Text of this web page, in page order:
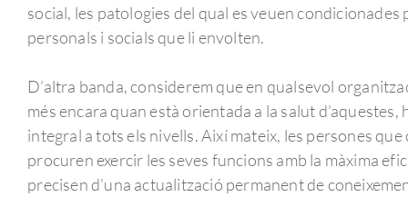
social, les patologies del qual es veuen
personals i socials que li envolten.
D’altra banda, considerem que en qualsevol
més encara quan està orientada a la salut d’aquestes,
integral a tots els nivells. Així mateix, les persones
procuren exercir les seves funcions amb la màxima
precisen d’una actualització permanent de